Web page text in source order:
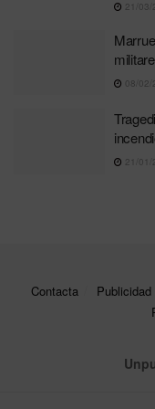
21/03/
08/
21/01/
Contacta Publicidad